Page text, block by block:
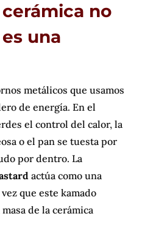
no
una
metálicos que usamos
de energía. En el
el control del calor, la
o el pan se tuesta por
por dentro. La
actúa como una
que este kamado
de la cerámica